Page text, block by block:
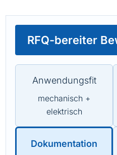
RFQ-bereiter
Anwendungsfit
mechanisch +
elektrisch
Dokumentation